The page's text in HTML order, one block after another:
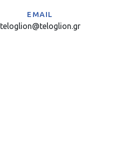
EMAIL
teloglion@teloglion.gr